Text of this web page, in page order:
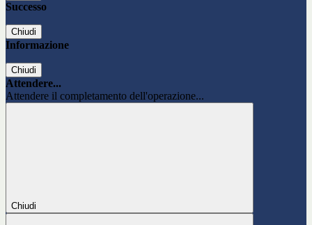
Successo
Chiudi
Informazione
Chiudi
Attendere...
Attendere il completamento dell'operazione...
Chiudi